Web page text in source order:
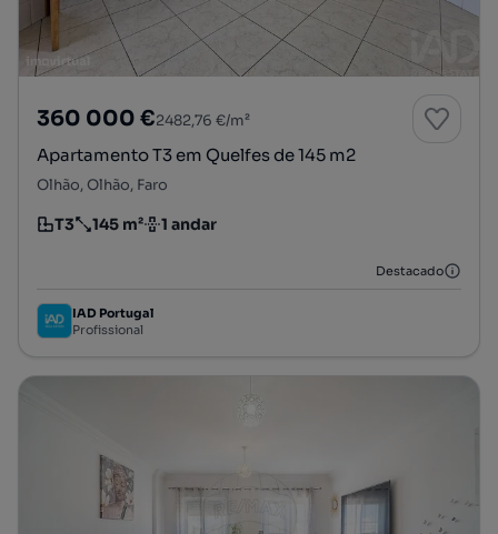
360 000 €2482,76 €/m²
Apartamento T3 em Quelfes de 145 m2
Olhão, Olhão, Faro
Tipologia
T3
Preço por metro quadrado
145 m²
Andar 1 andar
Destacado
IAD Portugal
Profissional